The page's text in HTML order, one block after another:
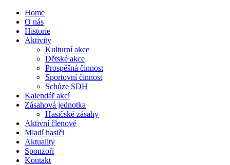
Home
O nás
Historie
Aktivity
Kulturní akce
Dětské akce
Prospěšná činnost
Sportovní činnost
Schůze SDH
Kalendář akcí
Zásahová jednotka
Hasičské zásahy
Aktivní členové
Mladí hasiči
Aktuality
Sponzoři
Kontakt